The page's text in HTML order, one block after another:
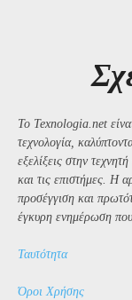
Το Texnologia.net
τεχνολογία,
εξελίξεις στην
και τις επιστήμες. Η
προσέγγιση και
έγκυρη ενημέρωση
Ταυτότητα
Όροι Χρήσης